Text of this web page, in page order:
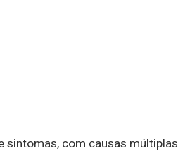
sintomas, com causas